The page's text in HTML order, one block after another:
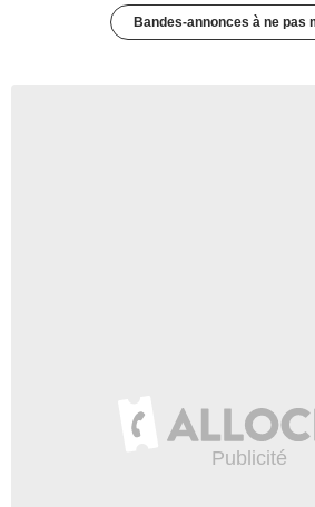
Bandes-annonces à ne pas